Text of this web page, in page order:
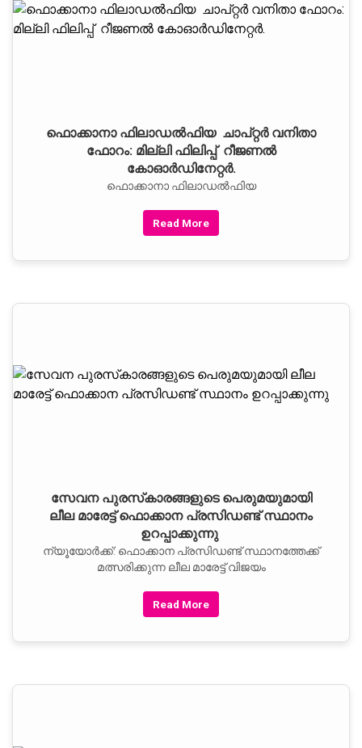
ഫൊക്കാനാ ഫിലാഡല്‍ഫിയ ചാപ്റ്റര്‍ വനിതാ
ഫോറം: മില്ലി ഫിലിപ്പ് റീജണല്‍
കോഓര്‍ഡിനേറ്റര്‍.
ഫൊക്കാനാ ഫിലാഡല്‍ഫിയ
Read More
സേവന പുരസ്‌കാരങ്ങളുടെ പെരുമയുമായി
ലീല മാരേട്ട് ഫൊക്കാന പ്രസിഡണ്ട് സ്ഥാനം
ഉറപ്പാക്കുന്നു
ന്യൂയോർക്ക്: ഫൊക്കാന പ്രസിഡണ്ട് സ്ഥാനത്തേക്ക്
മത്സരിക്കുന്ന ലീല മാരേട്ട് വിജയം
Read More